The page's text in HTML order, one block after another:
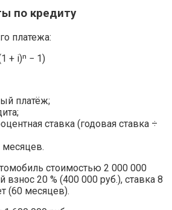
по кредиту
платежа:
+ i)ⁿ − 1)
платёж;
ставка (годовая ставка ÷
месяцев.
стоимостью 2 000 000
взнос 20 % (400 000 руб.), ставка 8
(60 месяцев).